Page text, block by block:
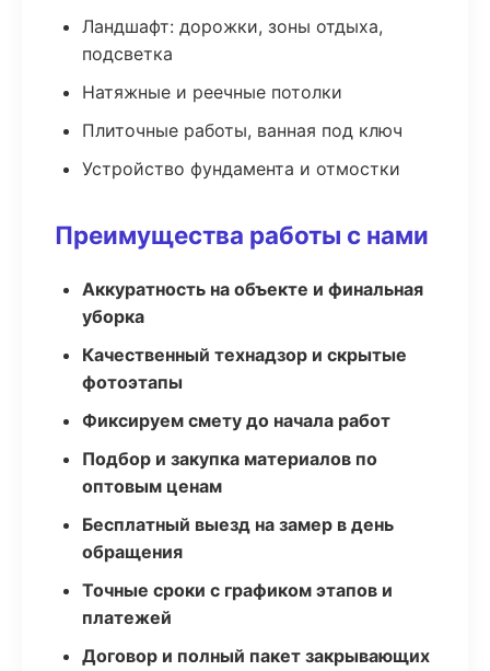
Ландшафт: дорожки, зоны отдыха,
подсветка
Натяжные и реечные потолки
Плиточные работы, ванная под ключ
Устройство фундамента и отмостки
Преимущества работы с нами
Аккуратность на объекте и финальная
уборка
Качественный технадзор и скрытые
фотоэтапы
Фиксируем смету до начала работ
Подбор и закупка материалов по
оптовым ценам
Бесплатный выезд на замер в день
обращения
Точные сроки с графиком этапов и
платежей
Договор и полный пакет закрывающих